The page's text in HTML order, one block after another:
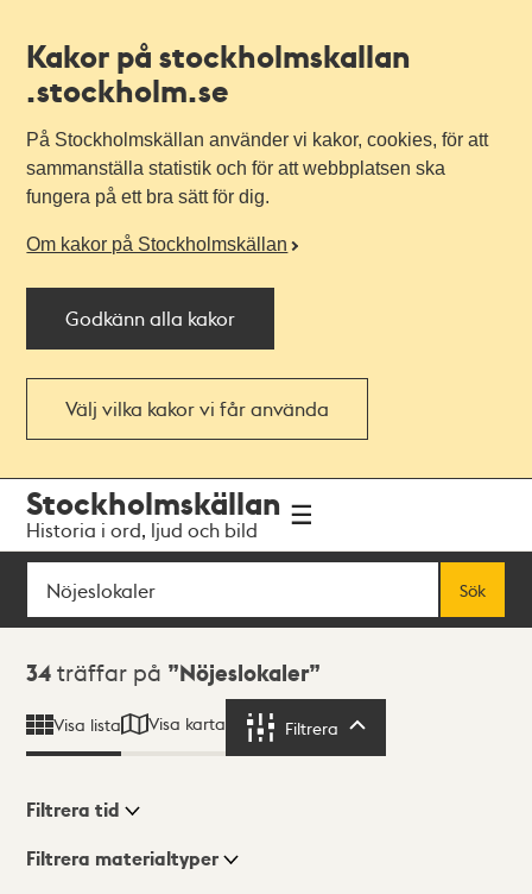
Kakor på stockholmskallan
.stockholm.se
På Stockholmskällan använder vi kakor, cookies, för att
sammanställa statistik och för att webbplatsen ska
fungera på ett bra sätt för dig.
Om kakor på Stockholmskällan
Godkänn alla kakor
Välj vilka kakor vi får använda
navigationen
huvudinnehållet
Stockholmskällan
Historia i ord, ljud och bild
Sök
Sök
Sökresultat
34 träffar på Nöjeslokaler
Visa lista Visa karta Filtrera
Visningsläge
Filtrera tid
Filtrera materialtyper